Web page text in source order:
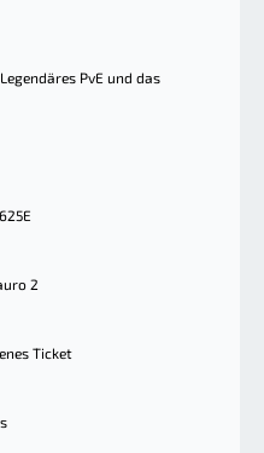
PvE und das
2
Ticket